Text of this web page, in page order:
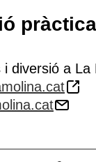
pràctica
diversió a La